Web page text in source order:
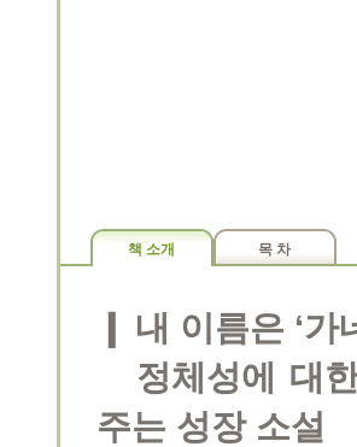
책 소개 목 차
❙ 내 이름은 ‘가
정체성에 대
주는 성장 소설